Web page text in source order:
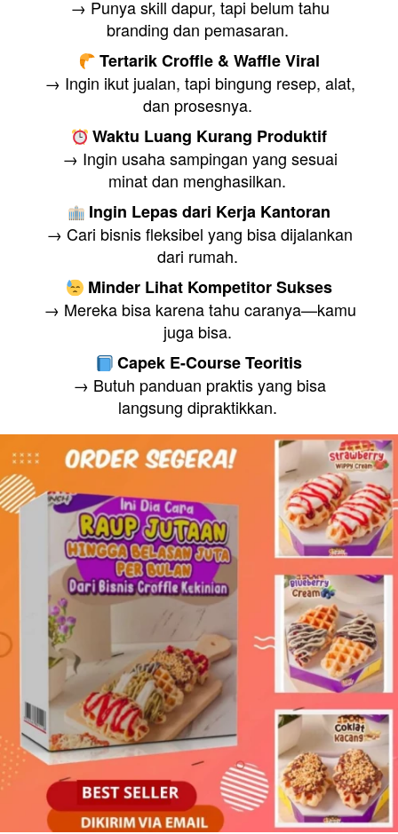
branding dan pemasaran.
Tertarik Croffle & Waffle Viral
dan prosesnya.
Waktu Luang Kurang Produktif
minat dan menghasilkan.
Ingin Lepas dari Kerja Kantoran
dari rumah.
Minder Lihat Kompetitor Sukses
juga bisa.
Capek E-Course Teoritis
langsung dipraktikkan.